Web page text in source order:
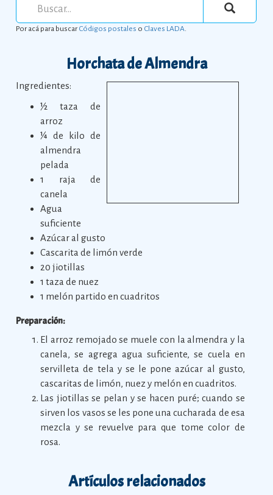
Por acá para buscarCódigos postales o Claves LADA.
Horchata de Almendra
Ingredientes:
½ taza de
arroz
¼ de kilo de
almendra
pelada
1 raja de
canela
Agua
suficiente
Azúcar al gusto
Cascarita de limón verde
20 jiotillas
1 taza de nuez
1 melón partido en cuadritos
Preparación:
El arroz remojado se muele con la almendra y la
canela, se agrega agua suficiente, se cuela en
servilleta de tela y se le pone azúcar al gusto,
cascaritas de limón, nuez y melón en cuadritos.
Las jiotillas se pelan y se hacen puré; cuando se
sirven los vasos se les pone una cucharada de esa
mezcla y se revuelve para que tome color de
rosa.
Artículos relacionados